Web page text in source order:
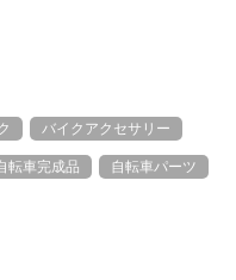
バイクアクセサリー
転車完成品 自転車パーツ